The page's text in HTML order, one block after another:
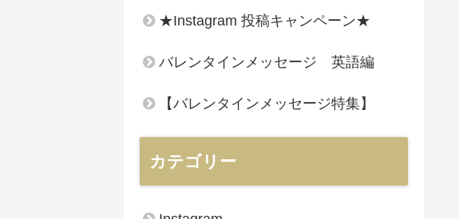
★Instagram 投稿キャンペーン★
バレンタインメッセージ 英語編
【バレンタインメッセージ特集】
カテゴリー